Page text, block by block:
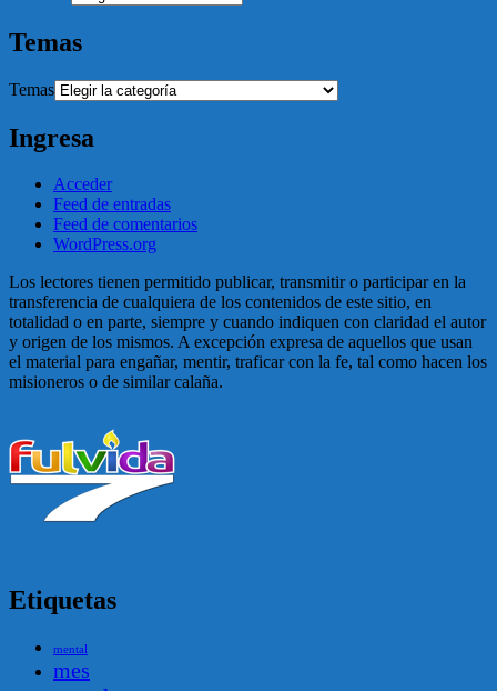
Temas
Temas
Ingresa
Acceder
Feed de entradas
Feed de comentarios
WordPress.org
Los lectores tienen permitido publicar, transmitir o participar en la
transferencia de cualquiera de los contenidos de este sitio, en
totalidad o en parte, siempre y cuando indiquen con claridad el autor
y origen de los mismos. A excepción expresa de aquellos que usan
el material para engañar, mentir, traficar con la fe, tal como hacen los
misioneros o de similar calaña.
Etiquetas
mental
mes